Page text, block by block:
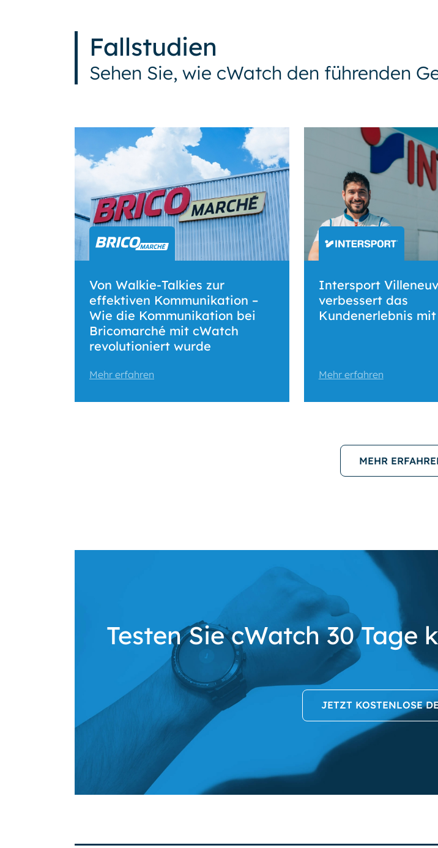
Fallstudien
Sehen Sie, wie cWatch den führenden
Von Walkie-Talkies zur
effektiven Kommunikation –
Wie die Kommunikation bei
Bricomarché mit cWatch
revolutioniert wurde
Mehr erfahren
Intersport
verbessert das
Kundenerlebnis
Mehr erfahren
MEHR
Testen Sie cWatch 30 Tage
JETZT KOSTENLOSE